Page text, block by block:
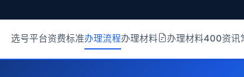
选号平台资费标准办理流程办理材料 办理材料400资讯